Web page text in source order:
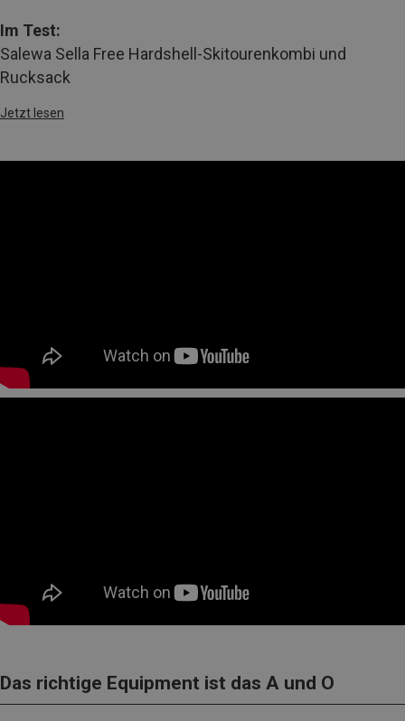
Im Test:
Salewa Sella Free Hardshell-Skitourenkombi und
Rucksack
Jetzt lesen
Das richtige Equipment ist das A und O